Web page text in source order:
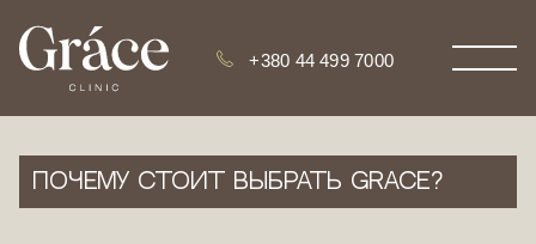
+380 44 499 7000
Почему стоит выбрать Grace?